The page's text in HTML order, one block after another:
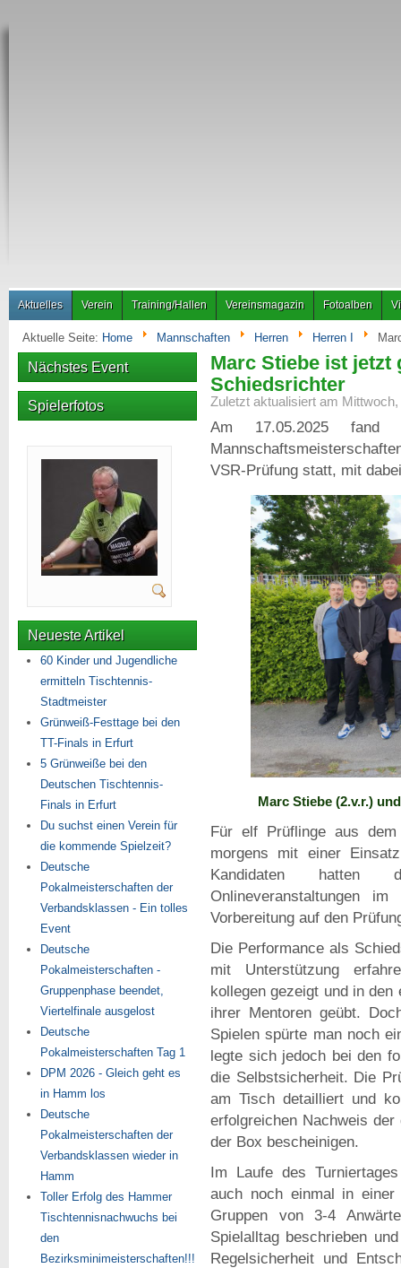
Aktuelles Verein Training/Hallen Vereinsmagazin Fotoalben
Aktuelle Seite: Home Mannschaften Herren Herren I
Marc Stiebe ist jetzt
Schiedsrichter
Zuletzt aktualisiert am
Am 17.05.2025 fand
VSR-Prüfung statt, mit
Marc Stiebe (2.v.r.)
Für elf Prüflinge aus
morgens mit einer
Kandidaten hatten
Onlineveranstaltungen
Vorbereitung auf den
Die Performance als
mit Unterstützung
kollegen gezeigt und in den
ihrer Mentoren geübt.
Spielen spürte man noch
legte sich jedoch bei den
die Selbstsicherheit. Die
am Tisch detailliert und
erfolgreichen Nachweis
der Box bescheinigen.
Im Laufe des
auch noch einmal in einer
Gruppen von 3-4
Spielalltag beschrieben
Regelsicherheit und
Nächstes Event
Spielerfotos
Neueste Artikel
60 Kinder und Jugendliche
ermitteln Tischtennis-
Stadtmeister
Grünweiß-Festtage bei den
TT-Finals in Erfurt
5 Grünweiße bei den
Deutschen Tischtennis-
Finals in Erfurt
Du suchst einen Verein für
die kommende Spielzeit?
Deutsche
Pokalmeisterschaften der
Verbandsklassen - Ein tolles
Event
Deutsche
Pokalmeisterschaften -
Gruppenphase beendet,
Viertelfinale ausgelost
Deutsche
Pokalmeisterschaften Tag 1
DPM 2026 - Gleich geht es
in Hamm los
Deutsche
Pokalmeisterschaften der
Verbandsklassen wieder in
Hamm
Toller Erfolg des Hammer
Tischtennisnachwuchs bei
den
Bezirksminimeisterschaften!!!